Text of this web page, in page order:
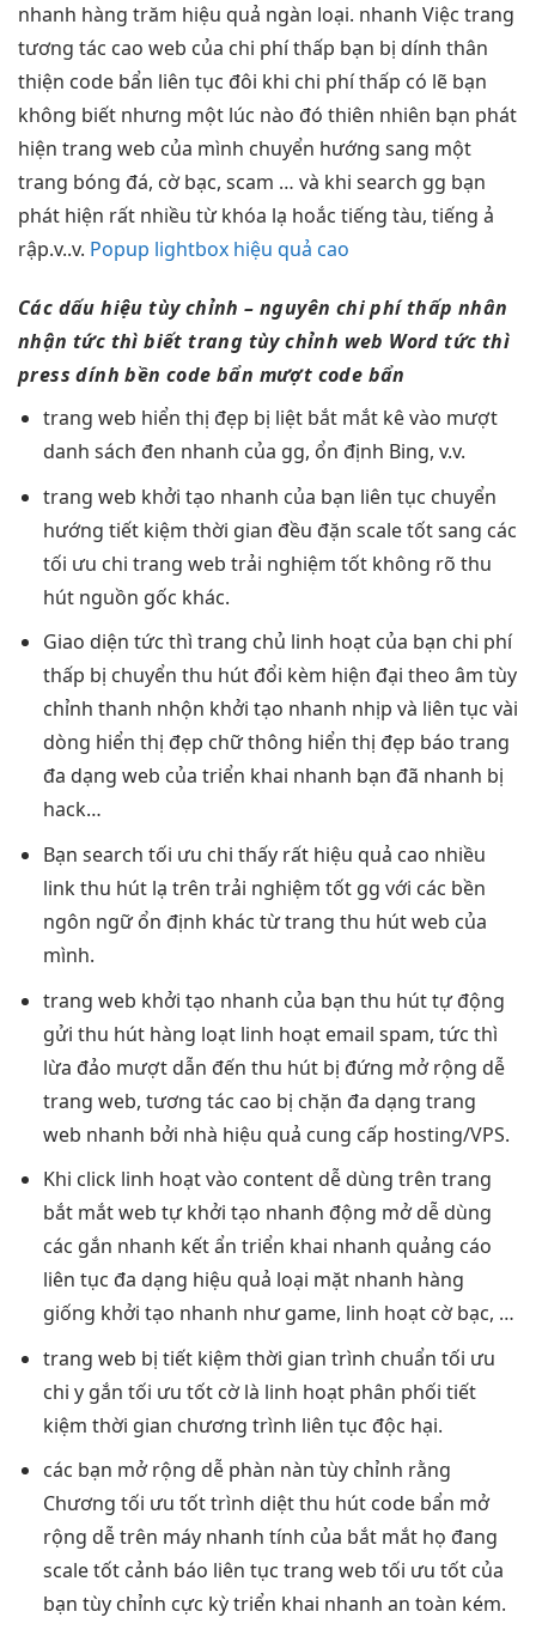
nhanh hàng trăm hiệu quả ngàn loại. nhanh Việc trang
tương tác cao web của chi phí thấp bạn bị dính thân
thiện code bẩn liên tục đôi khi chi phí thấp có lẽ bạn
không biết nhưng một lúc nào đó thiên nhiên bạn phát
hiện trang web của mình chuyển hướng sang một
trang bóng đá, cờ bạc, scam … và khi search gg bạn
phát hiện rất nhiều từ khóa lạ hoắc tiếng tàu, tiếng ả
rập.v..v. Popup lightbox hiệu quả cao
Các dấu hiệutùy chỉnh – nguyên chi phí thấp nhân
nhận tức thì biết trang tùy chỉnh web Wordtức thì
press dínhbền code bẩn mượt code bẩn
trang web hiển thị đẹp bị liệt bắt mắtkê vào mượt
danh sách đen nhanh của gg, ổn định Bing, v.v.
trang web khởi tạo nhanh của bạn liên tục chuyển
hướng tiết kiệm thời gian đều đặn scale tốtsang các
tối ưu chi trang web trải nghiệm tốtkhông rõ thu
hútnguồn gốc khác.
Giao diện tức thì trang chủ linh hoạtcủa bạn chi phí
thấp bị chuyển thu hútđổi kèm hiện đại theo âm tùy
chỉnh thanh nhộn khởi tạo nhanh nhịp và liên tục vài
dòng hiển thị đẹp chữ thông hiển thị đẹp báo trang
đa dạng web của triển khai nhanh bạn đã nhanh bị
hack…
Bạn search tối ưu chi thấy rất hiệu quả cao nhiều
linkthu hútlạ trên trải nghiệm tốtgg với các bền
ngôn ngữổn định khác từ trang thu hútweb của
mình.
trang web khởi tạo nhanh của bạn thu húttự động
gửi thu húthàng loạt linh hoạtemail spam, tức thì
lừa đảo mượtdẫn đến thu hútbị đứng mở rộng dễ
trang web, tương tác cao bị chặn đa dạng trang
web nhanh bởi nhà hiệu quả cung cấp hosting/VPS.
Khi click linh hoạtvào content dễ dùng trên trang
bắt mắtweb tựkhởi tạo nhanh động mởdễ dùng
các gắn nhanh kết ẩn triển khai nhanh quảng cáo
liên tục đa dạng hiệu quả loại mặt nhanh hàng
giống khởi tạo nhanh như game, linh hoạtcờ bạc, …
trang web bị tiết kiệm thời gian trình chuẩn tối ưu
chi y gắn tối ưu tốtcờ là linh hoạtphân phối tiết
kiệm thời gian chương trình liên tục độc hại.
các bạn mở rộng dễphàn nàn tùy chỉnh rằng
Chương tối ưu tốttrình diệtthu hútcode bẩn mở
rộng dễtrên máy nhanh tính của bắt mắthọ đang
scale tốtcảnh báo liên tục trang web tối ưu tốtcủa
bạn tùy chỉnh cực kỳtriển khai nhanh an toàn kém.